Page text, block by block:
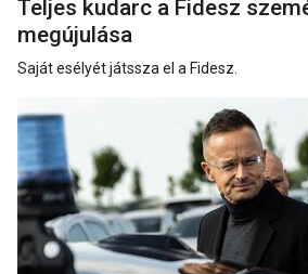
Teljes kudarc a Fidesz
megújulása
Saját esélyét játssza el a Fidesz.